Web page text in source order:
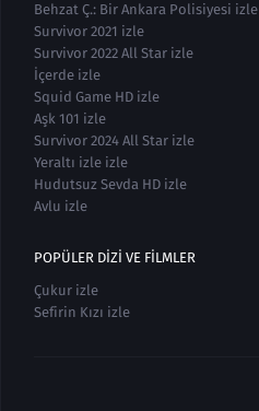
Behzat Ç.: Bir Ankara Polisiyesi izle
Survivor 2021 izle
Survivor 2022 All Star izle
İçerde izle
Squid Game HD izle
Aşk 101 izle
Survivor 2024 All Star izle
Yeraltı izle izle
Hudutsuz Sevda HD izle
Avlu izle
POPÜLER DIZI VE FILMLER
Çukur izle
Sefirin Kızı izle